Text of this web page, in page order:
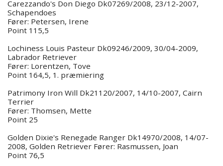
Carezzando's Don Diego Dk07269/2008, 23/12-2007,
Schapendoes
Fører: Petersen, Irene
Point 115,5
Lochiness Louis Pasteur Dk09246/2009, 30/04-2009,
Labrador Retriever
Fører: Lorentzen, Tove
Point 164,5, 1. præmiering
Patrimony Iron Will Dk21120/2007, 14/10-2007, Cairn
Terrier
Fører: Thomsen, Mette
Point 25
Golden Dixie's Renegade Ranger Dk14970/2008, 14/07-
2008, Golden Retriever Fører: Rasmussen, Joan
Point 76,5